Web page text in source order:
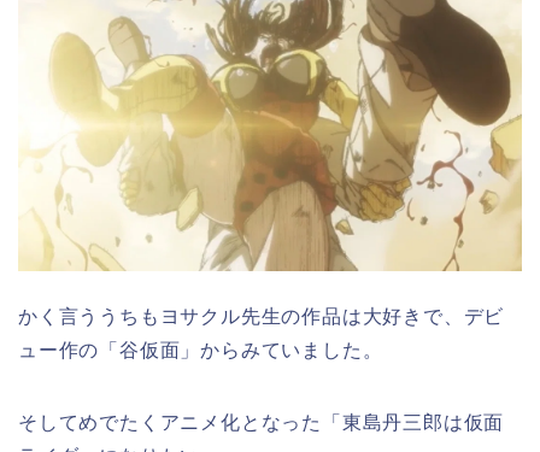
かく言ううちもヨサクル先生の作品は大好きで、デビ
ュー作の「谷仮面」からみていました。
そしてめでたくアニメ化となった「東島丹三郎は仮面